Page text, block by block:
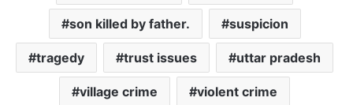
son killed by father. suspicion
tragedy trust issues uttar pradesh
village crime violent crime